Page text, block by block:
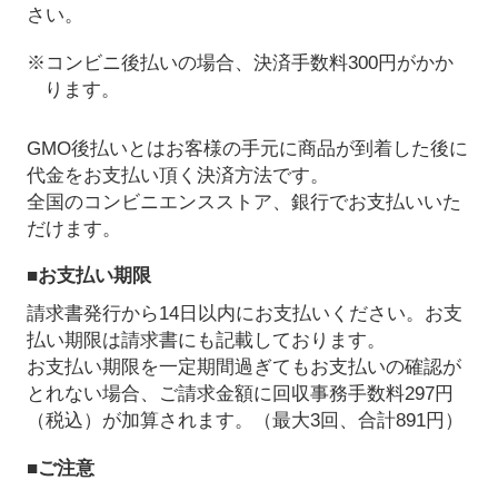
さい。
※コンビニ後払いの場合、決済手数料300円がかか
ります。
GMO後払いとはお客様の手元に商品が到着した後に
代金をお支払い頂く決済方法です。
全国のコンビニエンスストア、銀行でお支払いいた
だけます。
■お支払い期限
請求書発行から14日以内にお支払いください。お支
払い期限は請求書にも記載しております。
お支払い期限を一定期間過ぎてもお支払いの確認が
とれない場合、ご請求金額に回収事務手数料297円
（税込）が加算されます。（最大3回、合計891円）
■ご注意